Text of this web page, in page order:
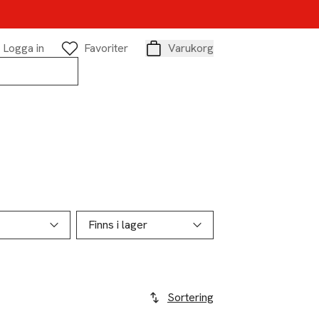
Logga in
Favoriter
Varukorg
Finns i lager
Sortering